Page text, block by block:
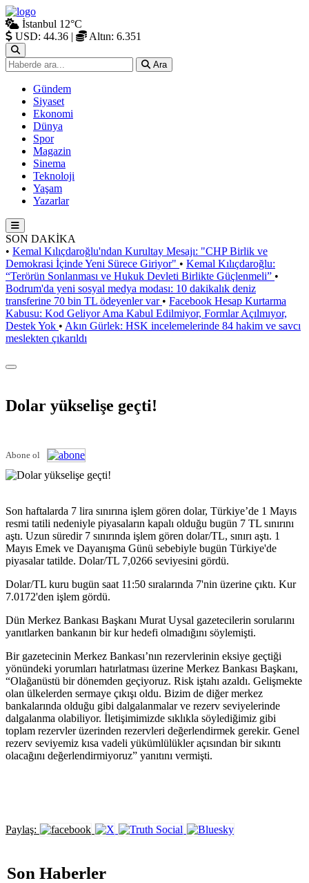
İstanbul 12°C
USD: 44.36 | Altın: 6.351
Ara
Gündem
Siyaset
Ekonomi
Dünya
Spor
Magazin
Sinema
Teknoloji
Yaşam
Yazarlar
SON DAKİKA
• Kemal Kılıçdaroğlu'ndan Kurultay Mesajı: "CHP Birlik ve
Demokrasi İçinde Yeni Sürece Giriyor" • Kemal Kılıçdaroğlu:
“Terörün Sonlanması ve Hukuk Devleti Birlikte Güçlenmeli” •
Bodrum'da yeni sosyal medya modası: 10 dakikalık deniz
transferine 70 bin TL ödeyenler var • Facebook Hesap Kurtarma
Kabusu: Kod Geliyor Ama Kabul Edilmiyor, Formlar Açılmıyor,
Destek Yok • Akın Gürlek: HSK incelemelerinde 84 hakim ve savcı
meslekten çıkarıldı
Dolar yükselişe geçti!
Abone ol
Son haftalarda 7 lira sınırına işlem gören dolar, Türkiye’de 1 Mayıs
resmi tatili nedeniyle piyasaların kapalı olduğu bugün 7 TL sınırını
aştı. Uzun süredir 7 sınırında işlem gören dolar/TL, sınırı aştı. 1
Mayıs Emek ve Dayanışma Günü sebebiyle bugün Türkiye'de
piyasalar tatilde. Dolar/TL 7,0266 seviyesini gördü.
Dolar/TL kuru bugün saat 11:50 sıralarında 7'nin üzerine çıktı. Kur
7.0172'den işlem gördü.
Dün Merkez Bankası Başkanı Murat Uysal gazetecilerin sorularını
yanıtlarken bankanın bir kur hedefi olmadığını söylemişti.
Bir gazetecinin Merkez Bankası’nın rezervlerinin eksiye geçtiği
yönündeki yorumları hatırlatması üzerine Merkez Bankası Başkanı,
“Olağanüstü bir dönemden geçiyoruz. Risk iştahı azaldı. Gelişmekte
olan ülkelerden sermaye çıkışı oldu. Bizim de diğer merkez
bankalarında olduğu gibi dalgalanmalar ve rezerv seviyelerinde
dalgalanma olabiliyor. İletişimimizde sıklıkla söylediğimiz gibi
toplam rezervler üzerinden rezervleri değerlendirmek gerekir. Genel
rezerv seviyemiz kısa vadeli yükümlülükler açısından bir sıkıntı
olacağını değerlendirmiyoruz” yanıtını vermişti.
Paylaş:
Son Haberler